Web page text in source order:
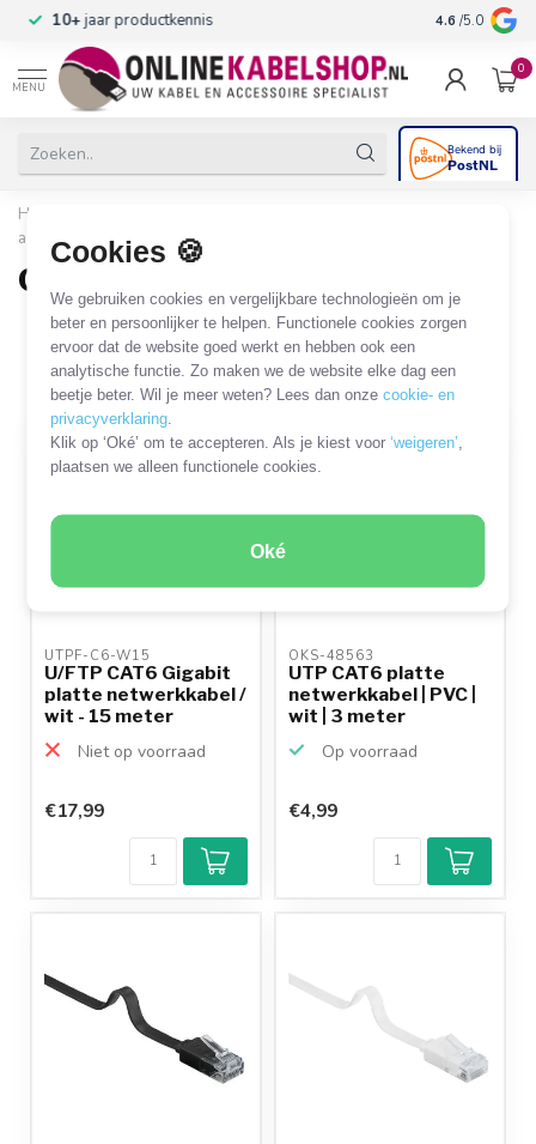
Cookies 🍪
We gebruiken cookies en vergelijkbare technologieën om je
beter en persoonlijker te helpen. Functionele cookies zorgen
ervoor dat de website goed werkt en hebben ook een
analytische functie. Zo maken we de website elke dag een
beetje beter. Wil je meer weten? Lees dan onzecookie- en
privacyverklaring
Klik op ‘Oké’ om te accepteren. Als je kiest voor‘weigeren’
plaatsen we alleen functionele cookies.
Oké
10+ jaar productkennis 4.6 /5.0
MENU
0
Home
adapters
CAT6 netwerkkabels
CAT6 Gigabit | plat
42 PRODUCTEN
Filters SORTEER OP
UTPF-C6-W15
U/FTP CAT6 Gigabit
platte netwerkkabel /
wit - 15 meter
Niet op voorraad
€17,99
OKS-48563
UTP CAT6 platte
netwerkkabel | PVC |
wit | 3 meter
Op voorraad
€4,99